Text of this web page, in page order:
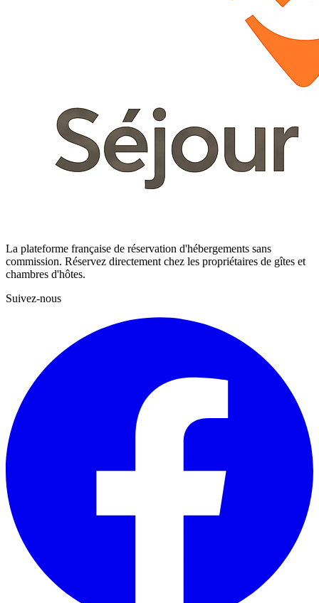
La plateforme française de réservation d'hébergements sans
commission. Réservez directement chez les propriétaires de gîtes et
chambres d'hôtes.
Suivez-nous